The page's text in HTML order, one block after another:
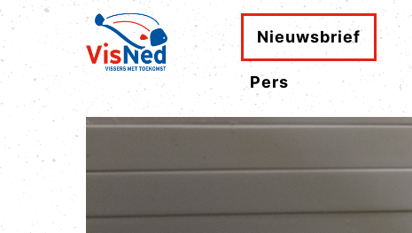
Nieuwsbrief
Pers